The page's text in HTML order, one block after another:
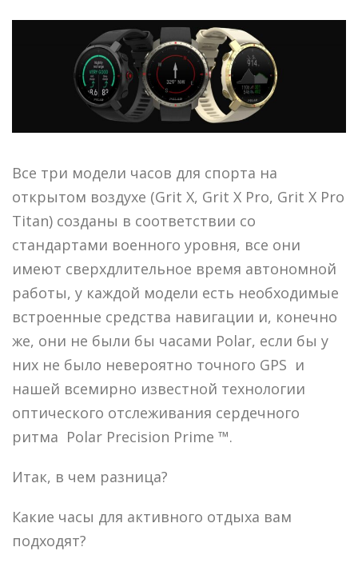
Все три модели часов для спорта на
открытом воздухе (Grit X, Grit X Pro, Grit X Pro
Titan) созданы в соответствии со
стандартами военного уровня, все они
имеют сверхдлительное время автономной
работы, у каждой модели есть необходимые
встроенные средства навигации и, конечно
же, они не были бы часами Polar, если бы у
них не было невероятно точного GPS и
нашей всемирно известной технологии
оптического отслеживания сердечного
ритма Polar Precision Prime ™.
Итак, в чем разница?
Какие часы для активного отдыха вам
подходят?